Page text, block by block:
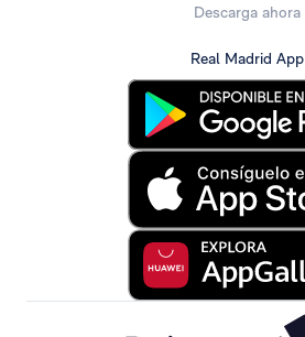
Descarga ahora
Real Madrid App